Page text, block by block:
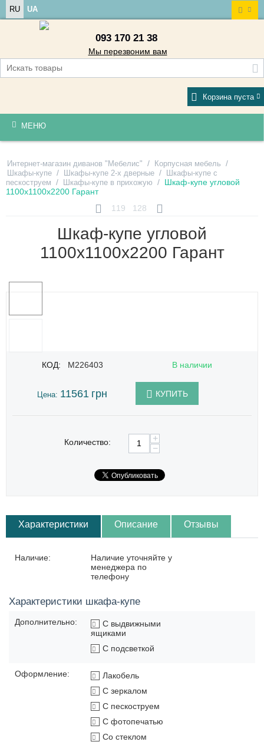
RU UA
093 170 21 38
Мы перезвоним вам
Корзина пуста
МЕНЮ
Интернет-магазин диванов "Мебелис" / Корпусная мебель /
Шкафы-купе / Шкафы-купе 2-х дверные / Шкафы-купе с
пескоструем / Шкафы-купе в прихожую / Шкаф-купе угловой
1100х1100х2200 Гарант
119
128
Шкаф-купе угловой
1100х1100х2200 Гарант
КОД: M226403 В наличии
Цена: 11561 грн КУПИТЬ
Количество:
+
−
Характеристики Описание Отзывы
Наличие:
Наличие уточняйте у
менеджера по
телефону
Характеристики шкафа-купе
Дополнительно:
С выдвижными
ящиками
С подсветкой
Оформление:
Лакобель
С зеркалом
С пескоструем
С фотопечатью
Со стеклом